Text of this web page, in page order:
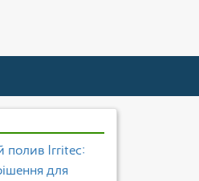
полив Irritec:
для